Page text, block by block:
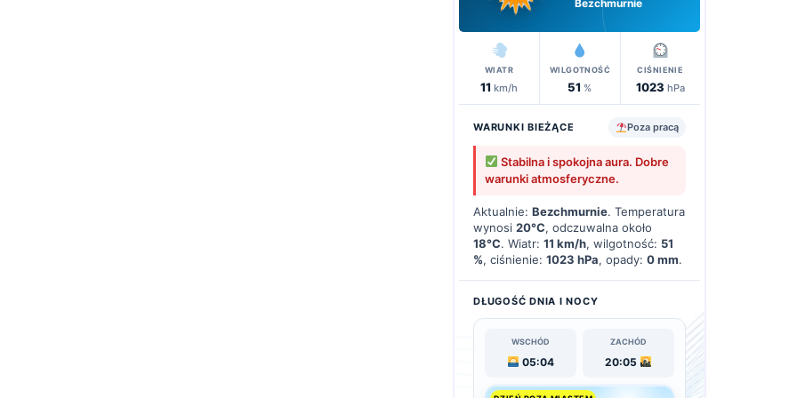
Bezchmurnie
WIATR
11 km/h
WILGOTNOŚĆ
51 %
CIŚNIENIE
1023 hPa
WARUNKI BIEŻĄCE Poza pracą
Stabilna i spokojna aura. Dobre
warunki atmosferyczne.
Aktualnie: Bezchmurnie. Temperatura
wynosi 20°C, odczuwalna około
18°C. Wiatr: 11 km/h, wilgotność: 51
%, ciśnienie: 1023 hPa, opady: 0 mm.
DŁUGOŚĆ DNIA I NOCY
WSCHÓD
05:04
ZACHÓD
20:05